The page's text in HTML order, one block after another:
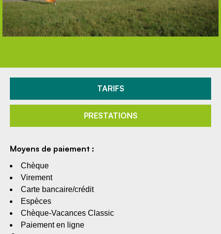
TARIFS
PRESTATIONS
Moyens de paiement :
Chèque
Virement
Carte bancaire/crédit
Espèces
Chèque-Vacances Classic
Paiement en ligne